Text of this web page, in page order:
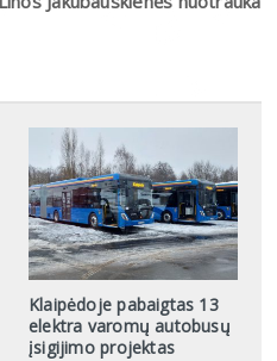
Klaipėdoje pabaigtas 13
elektra varomų autobusų
įsigijimo projektas